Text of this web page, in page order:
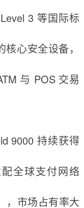
3 等国际标
心安全设备，
与 POS 交易
9000 持续获得
全球支付网络
，市场占有率大